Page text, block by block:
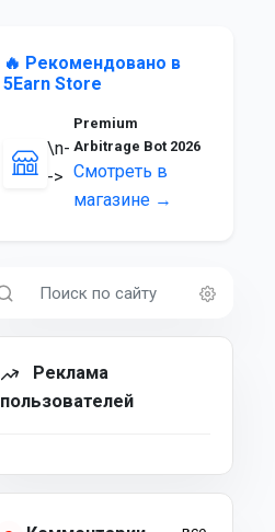
🔥 Рекомендовано в
5Earn Store
\n-
->
Premium
Arbitrage Bot 2026
Смотреть в
магазине →
Реклама
пользователей